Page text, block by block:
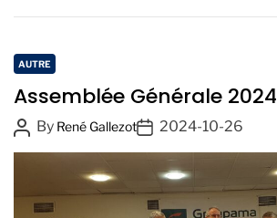
C
a
t
e
g
AUTRE
Assemblée Générale 2024
P
By René GallezotP
t
2024-10-26